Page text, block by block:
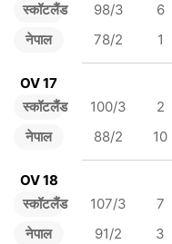
स्कॉटलैंड
नेपाल
98/3 6
78/2
1
OV 17
स्कॉटलैंड
नेपाल
100/3 2
88/2
10
OV 18
स्कॉटलैंड
नेपाल
107/3 7
91/2
3